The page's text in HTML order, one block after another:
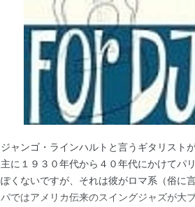
ジャンゴ・ラインハルトと言うギタリスト
主に１９３０年代から４０年代にかけてパ
ぽくないですが、それは彼がロマ系（俗に
パではアメリカ伝来のスイングジャズが大